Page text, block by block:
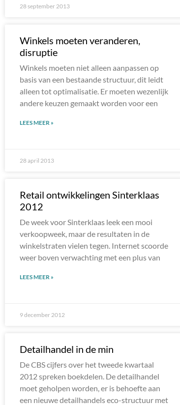
28 september 2013
Winkels moeten veranderen,
disruptie
Winkels moeten niet alleen aanpassen op
basis van een bestaande structuur, dit leidt
alleen tot optimalisatie. Er moeten wezenlijk
andere keuzen gemaakt worden voor een
LEES MEER »
28 april 2013
Retail ontwikkelingen Sinterklaas
2012
De week voor Sinterklaas leek een mooi
verkoopweek, maar de resultaten in de
winkelstraten vielen tegen. Internet scoorde
weer boven verwachting met een plus van
LEES MEER »
9 december 2012
Detailhandel in de min
De CBS cijfers over het tweede kwartaal
2012 spreken boekdelen. De detailhandel
moet geholpen worden, er is behoefte aan
een nieuwe detailhandels eco-structuur met